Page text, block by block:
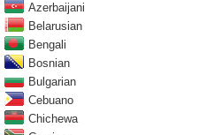
Azerbaijani
Belarusian
Bengali
Bosnian
Bulgarian
Cebuano
Chichewa